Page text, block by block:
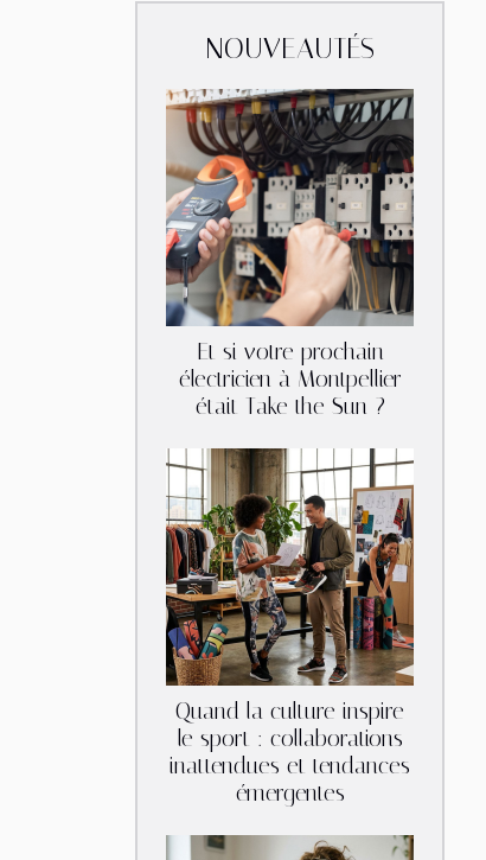
NOUVEAUTÉS
Et si votre prochain
électricien à Montpellier
était Take the Sun ?
Quand la culture inspire
le sport : collaborations
inattendues et tendances
émergentes